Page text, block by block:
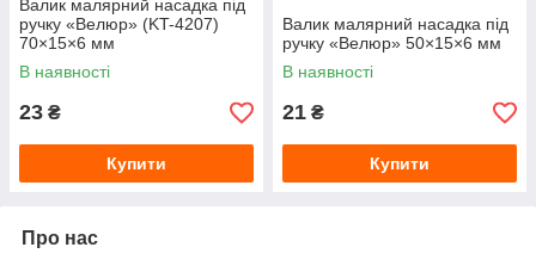
Валик малярний насадка під
ручку «Велюр» (KT-4207)
70×15×6 мм
В наявності
23 ₴
Купити
Валик малярний насадка під
ручку «Велюр» 50×15×6 мм
В наявності
21 ₴
Купити
Про нас